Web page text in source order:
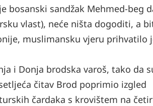
bosanski sandžak Mehmed-beg
vlast), neće ništa dogoditi, a
muslimansku vjeru prihvatilo
i Donja brodska varoš, tako da
čitav Brod poprimio izgled
čardaka s krovištem na